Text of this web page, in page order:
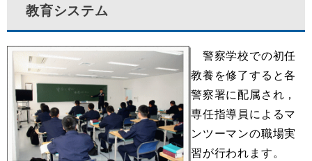
教育システム
警察学校での初任
教養を修了すると各
警察署に配属され，
専任指導員によるマ
ンツーマンの職場実
習が行われます。